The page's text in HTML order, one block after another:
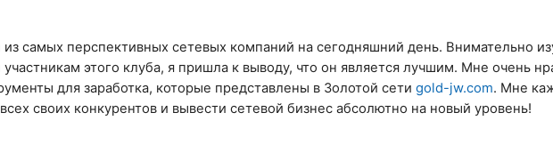
самых перспективных сетевых компаний на сегодняшний день. Внимательно
этого клуба, я пришла к выводу, что он является лучшим. Мне очень
для заработка, которые представлены в Золотой сети gold-jw.com. Мне
своих конкурентов и вывести сетевой бизнес абсолютно на новый уровень!